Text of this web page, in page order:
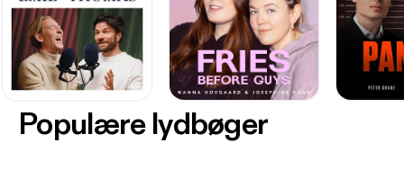
Populære lydbøger